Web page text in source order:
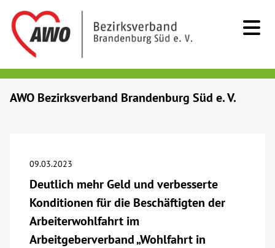
Beratung & Hilfe
Begegnung
AWO Bezirksverband Brandenburg Süd e. V.
09.03.2023
Deutlich mehr Geld und verbesserte
Konditionen für die Beschäftigten der
Arbeiterwohlfahrt im
Arbeitgeberverband „Wohlfahrt in